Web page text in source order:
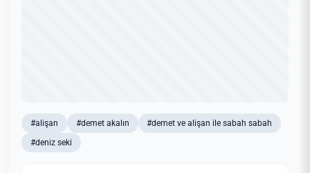
#alişan #demet akalın
#demet ve alişan ile sabah sabah
#deniz seki